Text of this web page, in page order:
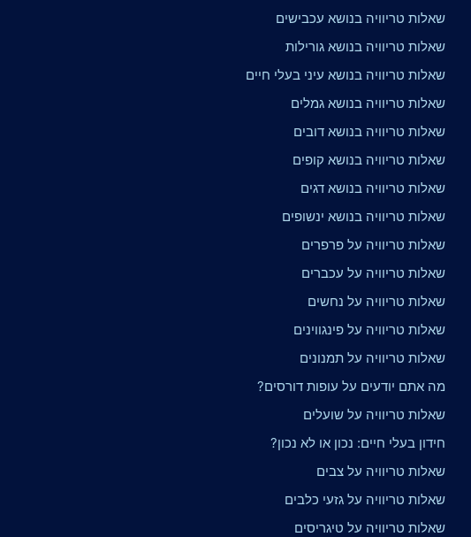
שאלות טריוויה בנושא עכבישים
שאלות טריוויה בנושא גורילות
שאלות טריוויה בנושא עיני בעלי חיים
שאלות טריוויה בנושא גמלים
שאלות טריוויה בנושא דובים
שאלות טריוויה בנושא קופים
שאלות טריוויה בנושא דגים
שאלות טריוויה בנושא ינשופים
שאלות טריוויה על פרפרים
שאלות טריוויה על עכברים
שאלות טריוויה על נחשים
שאלות טריוויה על פינגווינים
שאלות טריוויה על תמנונים
מה אתם יודעים על עופות דורסים?
שאלות טריוויה על שועלים
חידון בעלי חיים: נכון או לא נכון?
שאלות טריוויה על צבים
שאלות טריוויה על גזעי כלבים
שאלות טריוויה על טיגריסים